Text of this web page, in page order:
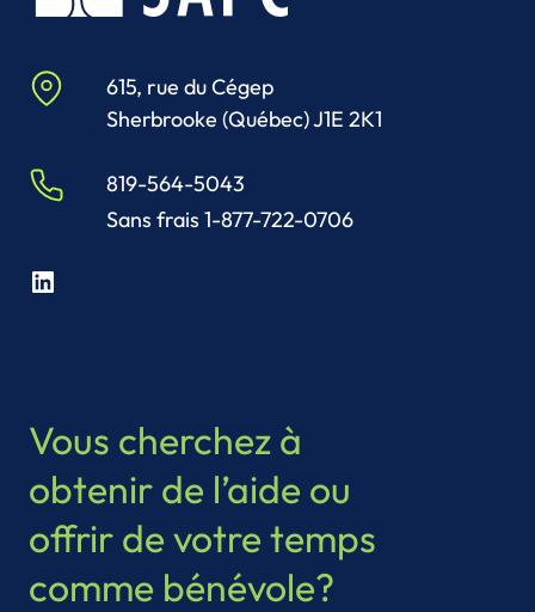
615, rue du Cégep
Sherbrooke (Québec) J1E 2K1
819-564-5043
Sans frais 1-877-722-0706
LinkedIn
Vous cherchez à
obtenir de l’aide ou
offrir de votre temps
comme bénévole?